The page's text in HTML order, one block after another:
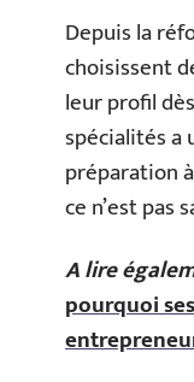
Depuis la
choisissent
leur profil
spécialités a
préparation
ce n’est pas
A lire
pourquoi